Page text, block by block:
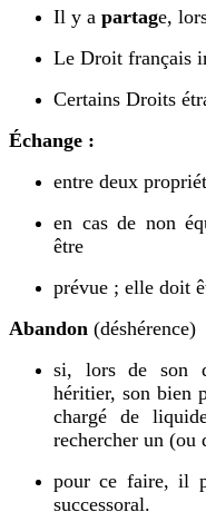
Il y a partage,
Le Droit français
Certains Droits
Échange :
entre deux
en cas de non
être
prévue ; elle doit
Abandon (déshérence)
si, lors de son
héritier, son bien
chargé de
rechercher un (ou
pour ce faire, il
successoral.